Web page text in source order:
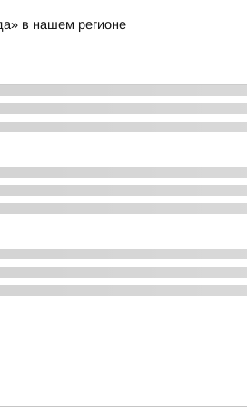
в нашем регионе